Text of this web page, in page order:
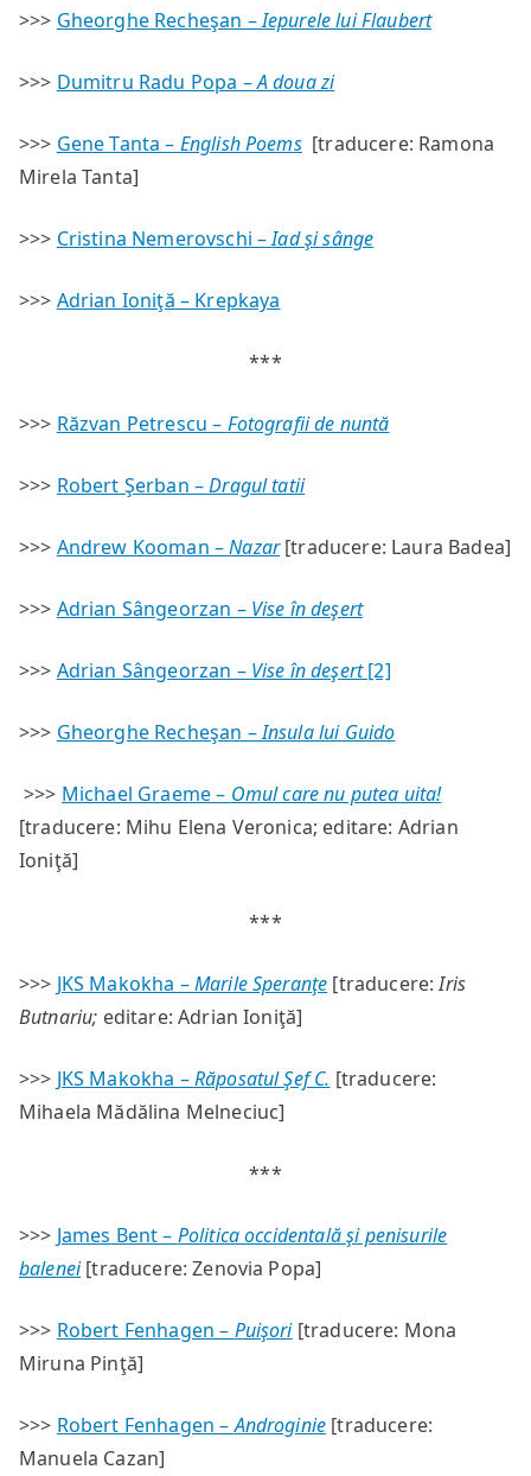
>>> Gheorghe Recheşan –Iepurele lui Flaubert
>>> Dumitru Radu Popa –A doua zi
>>> Gene Tanta – English Poems[traducere: Ramona
Mirela Tanta]
>>> Cristina Nemerovschi –Iad şi sânge
>>> Adrian Ioniţă – Krepkaya
***
>>> Răzvan Petrescu – Fotografii de nuntă
>>> Robert Şerban –Dragul tatii
>>> Andrew Kooman –Nazar[traducere: Laura Badea]
>>> Adrian Sângeorzan – Vise în deşert
>>> Adrian Sângeorzan – Vise în deşert[2]
>>> Gheorghe Recheşan –Insula lui Guido
>>> Michael Graeme – Omul care nu putea uita!
[traducere: Mihu Elena Veronica; editare: Adrian
Ioniţă]
***
>>> JKS Makokha –Marile Speranţe [traducere:Iris
Butnariu; editare: Adrian Ioniţă]
>>> JKS Makokha –Răposatul Şef C. [traducere:
Mihaela Mădălina Melneciuc]
***
>>> James Bent – Politica occidentală şi penisurile
balenei[traducere: Zenovia Popa]
>>> Robert Fenhagen – Puişori[traducere: Mona
Miruna Pinţă]
>>> Robert Fenhagen –Androginie [traducere:
Manuela Cazan]